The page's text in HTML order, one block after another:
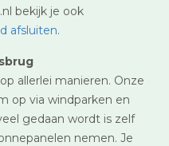
bekijk je ook
afsluiten.
allerlei manieren. Onze
op via windparken en
gedaan wordt is zelf
nemen. Je